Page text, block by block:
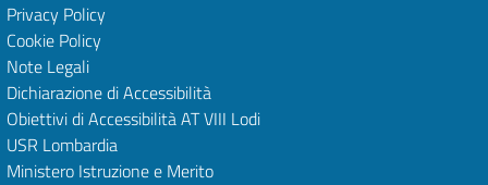
Privacy Policy
Cookie Policy
Note Legali
Dichiarazione di Accessibilità
Obiettivi di AccessibilitàAT VIII Lodi
USR Lombardia
Ministero Istruzione e Merito